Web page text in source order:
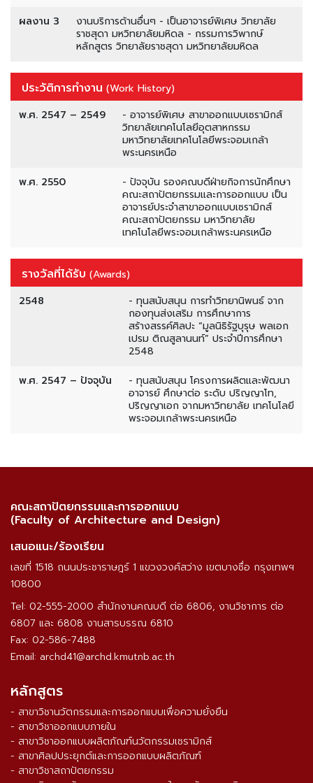
ผลงาน 3
งานบริการด้านอื่นๆ - เป็นอาจารย์พิเศษ วิทยาลัย
ราชสุดา มหวิทยาลัยมหิดล - กรรมการวิพากษ์
หลักสูตร วิทยาลัยราชสุดา มหวิทยาลัยมหิดล
ประวัติการทำงาน (Work History)
พ.ศ. 2547 – 2549
- อาจารย์พิเศษ สาขาออกแบบเซรามิกส์
วิทยาลัยเทคโนโลยีอุตสาหกรรม
มหาวิทยาลัยเทคโนโลยีพระจอมเกล้า
พระนครเหนือ
พ.ศ. 2550
- ปัจจุบัน รองคณบดีฝ่ายกิจการนักศึกษา
คณะสถาปัตยกรรมและการออกแบบ เป็น
อาจารย์ประจำสาขาออกแบบเซรามิกส์
คณะสถาปัตยกรรม มหาวิทยาลัย
เทคโนโลยีพระจอมเกล้าพระนครเหนือ
รางวัลที่ได้รับ (Awards)
2548
- ทุนสนับสนุน การทำวิทยานิพนธ์ จาก
กองทุนส่งเสริม การศึกษาการ
สร้างสรรค์ศิลปะ “มูลนิธิรัฐบุรุษ พลเอก
เปรม ติณสูลานนท์” ประจำปีการศึกษา
2548
พ.ศ. 2547 – ปัจจุบัน
- ทุนสนับสนุน โครงการผลิตและพัฒนา
อาจารย์ ศึกษาต่อ ระดับ ปริญญาโท,
ปริญญาเอก จากมหาวิทยาลัย เทคโนโลยี
พระจอมเกล้าพระนครเหนือ
คณะสถาปัตยกรรมและการออกแบบ
(Faculty of Architecture and Design)
เสนอแนะ/ร้องเรียน
เลขที่ 1518 ถนนประชาราษฎร์ 1 แขวงวงศ์สว่าง เขตบางซื่อ กรุงเทพฯ
10800
Tel: 02-555-2000 สำนักงานคณบดี ต่อ 6806, งานวิชาการ ต่อ
6807 และ 6808 งานสารบรรณ 6810
Fax: 02-586-7488
Email: archd41@archd.kmutnb.ac.th
หลักสูตร
- สาขาวิชานวัตกรรมและการออกแบบเพื่อความยั่งยืน
- สาขาวิชาออกแบบภายใน
- สาขาวิชาออกแบบผลิตภัณฑ์นวัตกรรมเซรามิกส์
- สาขาศิลปประยุกต์และการออกแบบผลิตภัณฑ์
- สาขาวิชาสถาปัตยกรรม